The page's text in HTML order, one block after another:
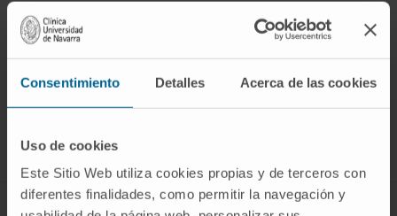
Consentimiento Detalles Acerca de las cookies
Uso de cookies
Este Sitio Web utiliza cookies propias y de terceros con
diferentes finalidades, como permitir la navegación y
ABOUT CIMA